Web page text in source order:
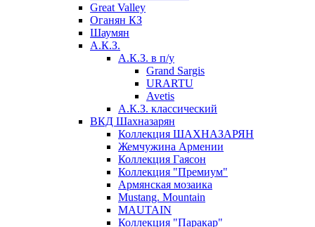
Great Valley
Оганян КЗ
Шаумян
А.К.З.
А.К.З. в п/у
Grand Sargis
URARTU
Avetis
А.К.З. классический
ВКД Шахназарян
Коллекция ШАХНАЗАРЯН
Жемчужина Армении
Коллекция Гаясон
Коллекция "Премиум"
Армянская мозаика
Mustang. Mountain
MAUTAIN
Коллекция "Паракар"